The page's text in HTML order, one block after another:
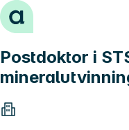
Hopp til innhold
Postdoktor i